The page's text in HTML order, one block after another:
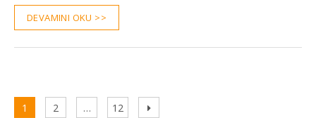
DEVAMINI OKU >>
Yazı
Page
1 Page
2 … Page
12
Next